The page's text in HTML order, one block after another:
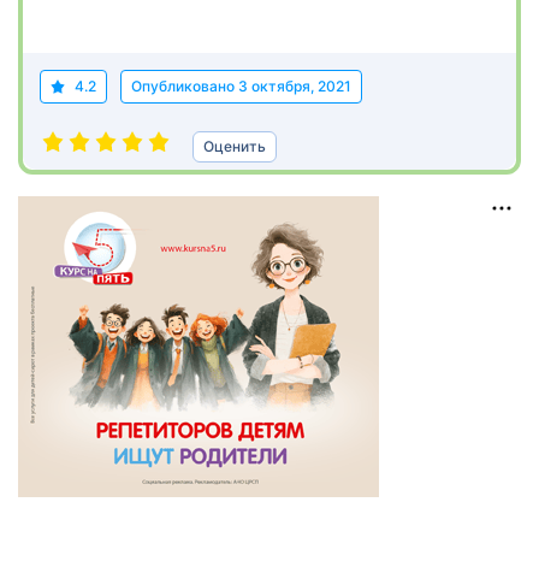
4.2 Опубликовано 3 октября, 2021
Оценить